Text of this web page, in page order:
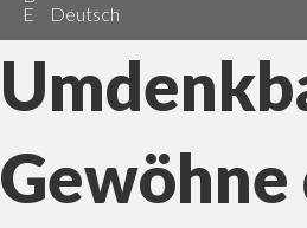
Deutsch
Gewöhne